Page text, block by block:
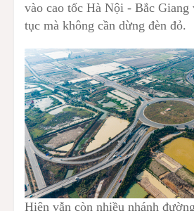
vào cao tốc Hà Nội - Bắc
tục mà không cần dừng đèn đỏ.
Hiện vẫn còn nhiều nhánh